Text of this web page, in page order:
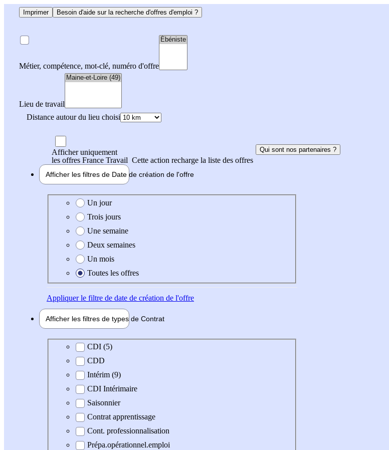
Imprimer Besoin d'aide sur la recherche d'offres d'emploi ?
Métier, compétence, mot-clé, numéro d'offre
Lieu de travail
Distance autour du lieu choisi
Afficher uniquement
les offres France Travail Cette action recharge la liste des offres
Qui sont nos partenaires ?
Afficher les filtres de Date de création de l'offre
Date de création de l'offre
Un jour
Trois jours
Une semaine
Deux semaines
Un mois
Toutes les offres
Appliquerle filtre de date de création de l'offre
Afficher les filtres de types de Contrat
Type de contrat
CDI (5)
CDD
Intérim (9)
CDI Intérimaire
Saisonnier
Contrat apprentissage
Cont. professionnalisation
Prépa.opérationnel.emploi